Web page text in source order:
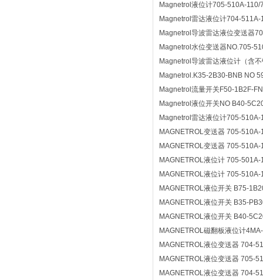
Magnetrol液位计705-510A-110/
Magnetrol雷达液位计704-
Magnetrol导波雷达液位变送器
Magnetrol水位变送器NO.705-
Magnetrol导波雷达液位计（含
Magnetrol.K35-2B30-BNB NO
Magnetrol流量开关F50-1B2F-
Magnetrol液位开关NO B40-
Magnetrol雷达液位计705-
MAGNETROL变送器 705-
MAGNETROL变送器 705-
MAGNETROL液位计 705-
MAGNETROL液位计 705-
MAGNETROL液位开关 B75-
MAGNETROL液位开关 B35-
MAGNETROL液位开关 B40-
MAGNETROL磁翻板液位计
MAGNETROL液位变送器 704-
MAGNETROL液位变送器 705-
MAGNETROL液位变送器 704-